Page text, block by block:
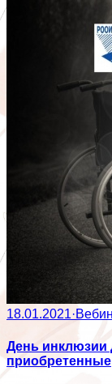
18.01.2021·
День инклюзии
приобретенные